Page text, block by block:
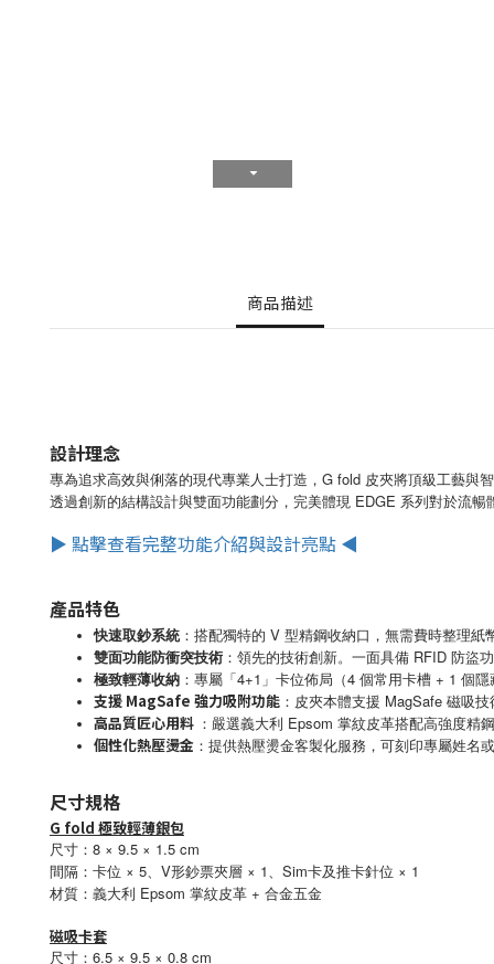
商品描述
設計理念
專為追求高效與俐落的現代專業人士打造，G fold 皮夾將頂級工藝與智
透過創新的結構設計與雙面功能劃分，完美體現 EDGE 系列對於流暢
▶ 點擊查看完整功能介紹與設計亮點 ◀
產品特色
快速取鈔系統： 搭配獨特的 V 型精鋼收納口，無需費時整理紙
雙面功能防衝突技術 ： 領先的技術創新。一面具備 RFID 防盜
極致輕薄收納 ： 專屬「 4+1 」卡位佈局（4 個常用卡槽 + 1 個隱
支援 MagSafe 強力吸附功能 ：皮夾本體支援 MagSafe 磁吸技
高品質匠心用料 ： 嚴選義大利 Epsom 掌紋皮革搭配高強度精
個性化熱壓燙金 ： 提供熱壓燙金客製化服務，可刻印專屬姓名
尺寸規格
G fold 極致輕薄銀包
尺寸：8 × 9.5 × 1.5 cm
間隔：卡位 × 5、V形鈔票夾層 × 1、Sim卡及推卡針位 × 1
材質：義大利 Epsom 掌紋皮革 + 合金五金
磁吸卡套
尺寸：6.5 × 9.5 × 0.8 cm